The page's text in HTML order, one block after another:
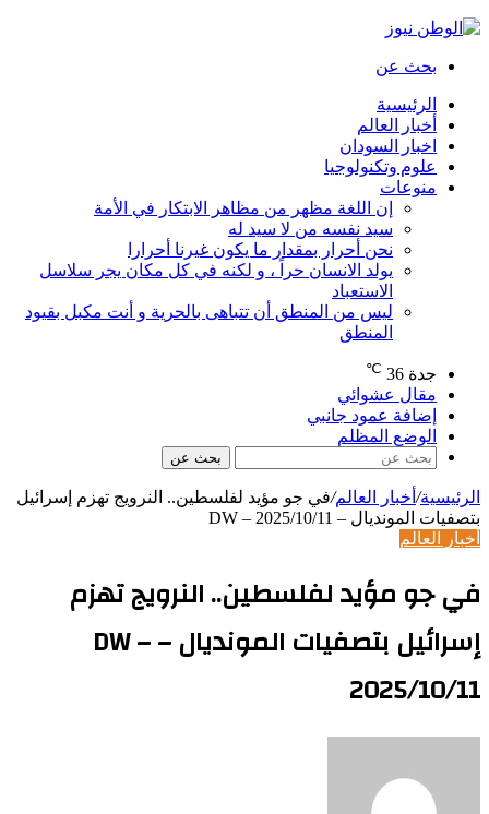
بحث عن
الرئيسية
أخبار العالم
اخبار السودان
علوم وتكنولوجيا
منوعات
إن اللغة مظهر من مظاهر الابتكار في الأمة
سيد نفسه من لا سيد له
نحن أحرار بمقدار ما يكون غيرنا أحرارا
يولد الانسان حراً ، و لكنه في كل مكان يجر سلاسل
الاستعباد
ليس من المنطق أن تتباهى بالحرية و أنت مكبل بقيود
المنطق
جدة 36
℃
مقال عشوائي
إضافة عمود جانبي
الوضع المظلم
بحث عن
الرئيسية/ أخبار العالم/في جو مؤيد لفلسطين.. النرويج تهزم إسرائيل
بتصفيات المونديال – DW – 2025/10/11
أخبار العالم
في جو مؤيد لفلسطين.. النرويج تهزم
إسرائيل بتصفيات المونديال – DW –
2025/10/11